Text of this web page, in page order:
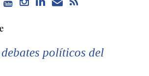
políticos del